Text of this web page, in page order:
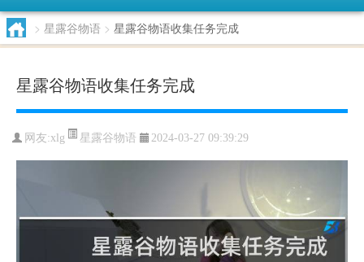
> 星露谷物语 > 星露谷物语收集任务完成
星露谷物语收集任务完成
网友:xlg 星露谷物语 2024-03-27 09:39:29